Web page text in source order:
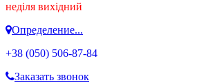
неділя вихідний
Определение...
+38 (050) 506-87-84
Заказать звонок